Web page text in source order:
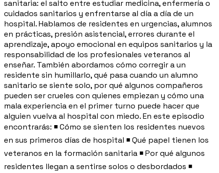
sanitaria: el salto entre estudiar medicina, enfermería o
cuidados sanitarios y enfrentarse al día a día de un
hospital. Hablamos de residentes en urgencias, alumnos
en prácticas, presión asistencial, errores durante el
aprendizaje, apoyo emocional en equipos sanitarios y la
responsabilidad de los profesionales veteranos al
enseñar. También abordamos cómo corregir a un
residente sin humillarlo, qué pasa cuando un alumno
sanitario se siente solo, por qué algunos compañeros
pueden ser crueles con quienes empiezan y cómo una
mala experiencia en el primer turno puede hacer que
alguien vuelva al hospital con miedo. En este episodio
encontrarás: ◾ Cómo se sienten los residentes nuevos
en sus primeros días de hospital ◾ Qué papel tienen los
veteranos en la formación sanitaria ◾ Por qué algunos
residentes llegan a sentirse solos o desbordados ◾